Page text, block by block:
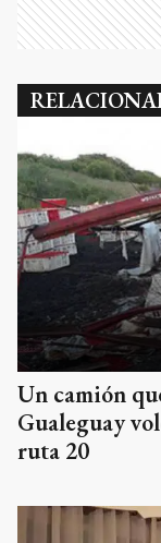
Un camión
Gualeguay
ruta 20